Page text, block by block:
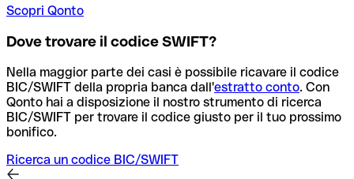
Scopri Qonto
Dove trovare il codice SWIFT?
Nella maggior parte dei casi è possibile ricavare il codice
BIC/SWIFT della propria banca dall'estratto conto. Con
Qonto hai a disposizione il nostro strumento di ricerca
BIC/SWIFT per trovare il codice giusto per il tuo prossimo
bonifico.
Ricerca un codice BIC/SWIFT